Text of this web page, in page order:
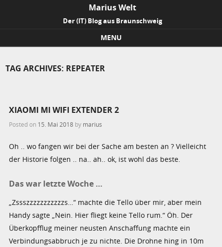
Marius Welt
Der (IT) Blog aus Braunschweig
MENU
TAG ARCHIVES: REPEATER
XIAOMI MI WIFI EXTENDER 2
Posted on 15. Mai 2018 by marius
Oh .. wo fangen wir bei der Sache am besten an ? Vielleicht
der Historie folgen .. na.. ah.. ok, ist wohl das beste.
Das war letzte Woche …
„Zssszzzzzzzzzzzs…“ machte die Tello über mir, aber mein
Handy sagte „Nein. Hier fliegt keine Tello rum.“ Öh. Der
Überkopfflug meiner neusten Anschaffung machte ein
Verbindungsabbruch je zu nichte. Die Drohne hing in 10m